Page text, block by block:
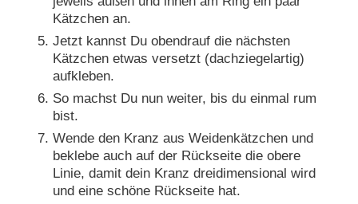
Kätzchen an.
Jetzt kannst Du obendrauf die nächsten
Kätzchen etwas versetzt (dachziegelartig)
aufkleben.
So machst Du nun weiter, bis du einmal rum
bist.
Wende den Kranz aus Weidenkätzchen und
beklebe auch auf der Rückseite die obere
Linie, damit dein Kranz dreidimensional wird
und eine schöne Rückseite hat.